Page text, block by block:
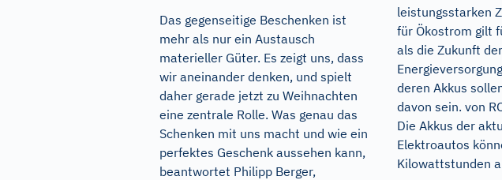
Das gegenseitige Beschenken ist
mehr als nur ein Austausch
materieller Güter. Es zeigt uns, dass
wir aneinander denken, und spielt
daher gerade jetzt zu Weihnachten
eine zentrale Rolle. Was genau das
Schenken mit uns macht und wie ein
perfektes Geschenk aussehen kann,
beantwortet Philipp Berger,
leistungsstarken
für Ökostrom gilt
als die Zukunft der
deren Akkus
davon sein. von
Die Akkus der
Elektroautos
Kilowattstunden